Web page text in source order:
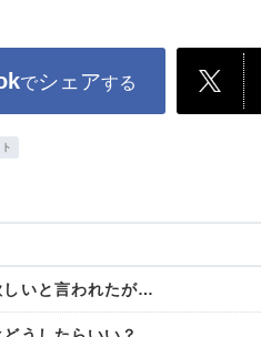
でシェアする
しいと言われたが…